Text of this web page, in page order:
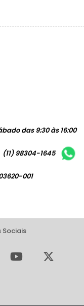
das 9:30 às 16:00
(11) 98304-1645
001
Sociais